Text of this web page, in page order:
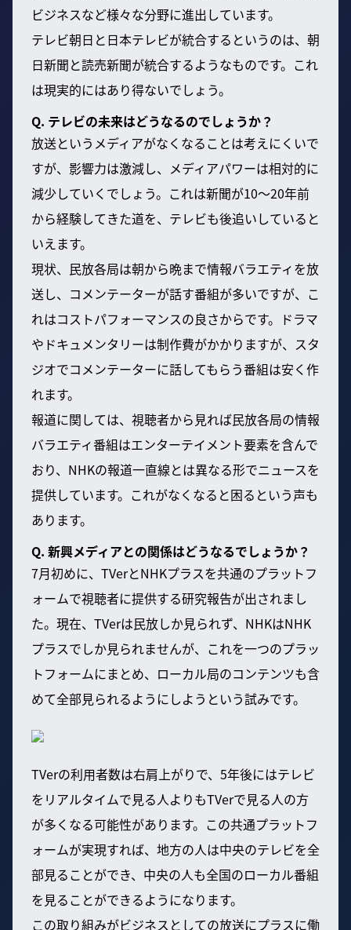
ビジネスなど様々な分野に進出しています。
テレビ朝日と日本テレビが統合するというのは、朝
日新聞と読売新聞が統合するようなものです。これ
は現実的にはあり得ないでしょう。
Q. テレビの未来はどうなるのでしょうか？
放送というメディアがなくなることは考えにくいで
すが、影響力は激減し、メディアパワーは相対的に
減少していくでしょう。これは新聞が10〜20年前
から経験してきた道を、テレビも後追いしていると
いえます。
現状、民放各局は朝から晩まで情報バラエティを放
送し、コメンテーターが話す番組が多いですが、こ
れはコストパフォーマンスの良さからです。ドラマ
やドキュメンタリーは制作費がかかりますが、スタ
ジオでコメンテーターに話してもらう番組は安く作
れます。
報道に関しては、視聴者から見れば民放各局の情報
バラエティ番組はエンターテイメント要素を含んで
おり、NHKの報道一直線とは異なる形でニュースを
提供しています。これがなくなると困るという声も
あります。
Q. 新興メディアとの関係はどうなるでしょうか？
7月初めに、TVerとNHKプラスを共通のプラットフ
ォームで視聴者に提供する研究報告が出されまし
た。現在、TVerは民放しか見られず、NHKはNHK
プラスでしか見られませんが、これを一つのプラッ
トフォームにまとめ、ローカル局のコンテンツも含
めて全部見られるようにしようという試みです。
TVerの利用者数は右肩上がりで、5年後にはテレビ
をリアルタイムで見る人よりもTVerで見る人の方
が多くなる可能性があります。この共通プラットフ
ォームが実現すれば、地方の人は中央のテレビを全
部見ることができ、中央の人も全国のローカル番組
を見ることができるようになります。
この取り組みがビジネスとしての放送にプラスに働